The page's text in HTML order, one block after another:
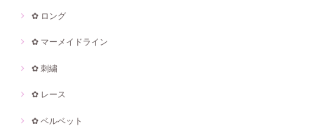
✿ ロング
✿ マーメイドライン
✿ 刺繍
✿ レース
✿ ベルベット